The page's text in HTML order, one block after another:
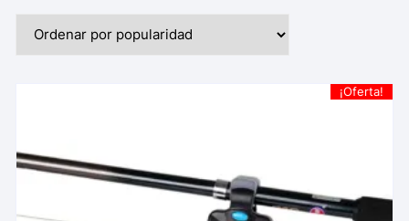
¡Oferta!